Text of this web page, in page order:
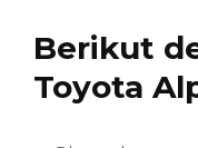
Berikut
Toyota